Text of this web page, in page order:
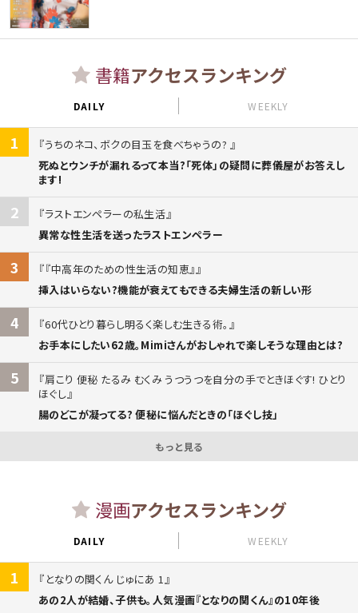
書籍アクセスランキング
DAILY WEEKLY
1
うちのネコ、ボクの目玉を食べちゃうの?
死ぬとウンチが漏れるって本当?「死体」の疑問に葬儀屋がお答えし
ます!
2
ラストエンペラーの私生活
異常な性生活を送ったラストエンペラー
3
『中高年のための性生活の知恵』
挿入はいらない?機能が衰えてもできる夫婦生活の新しい形
4
60代ひとり暮らし明るく楽しむ生きる術。
お手本にしたい62歳。Mimiさんがおしゃれで楽しそうな理由とは?
5
肩こり 便秘 たるみ むくみ うつうつを自分の手でときほぐす! ひとり
ほぐし
腸のどこが凝ってる? 便秘に悩んだときの「ほぐし技」
もっと見る
漫画アクセスランキング
DAILY WEEKLY
1
となりの関くん じゅにあ 1
あの2人が結婚、子供も。人気漫画『となりの関くん』の10年後